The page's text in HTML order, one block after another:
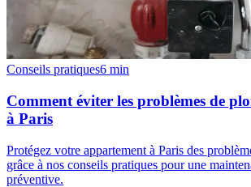
Conseils pratiques6 min
Comment éviter les problèmes de
à Paris
Protégez votre appartement à Paris des
grâce à nos conseils pratiques pour une
préventive.